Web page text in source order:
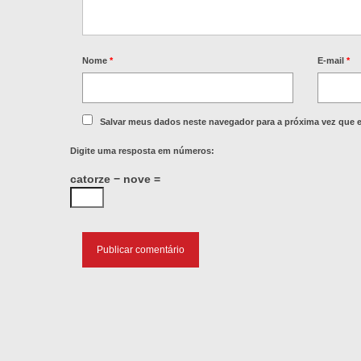
Nome * E-mail*
Salvar meus dados neste navegador para a próxima vez que
Digite uma resposta em números:
catorze − nove =